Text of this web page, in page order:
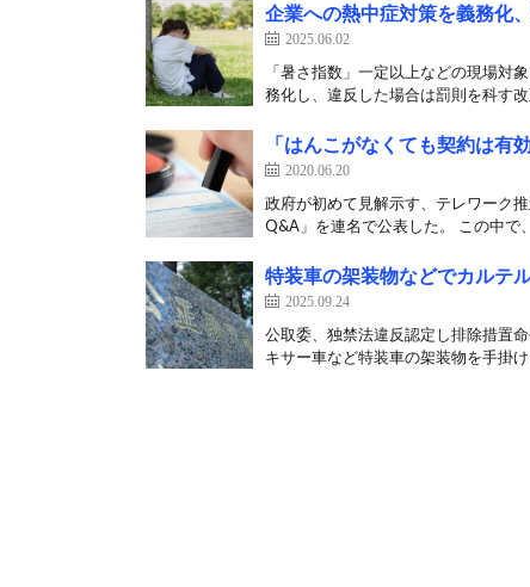
企業への熱中症対策を義務化
2025.06.02
「暑さ指数」一定以上などの現場対
務化し、違反した場合は罰則を科す
「はんこがなくても契約は有効
2020.06.20
政府が初めて見解示す、テレワーク
Q&A」を連名で公表した。 この中で
特装車の架装物などでカルテ
2025.09.24
公取委、独禁法違反認定し排除措置
キサー車など特装車の架装物を手掛